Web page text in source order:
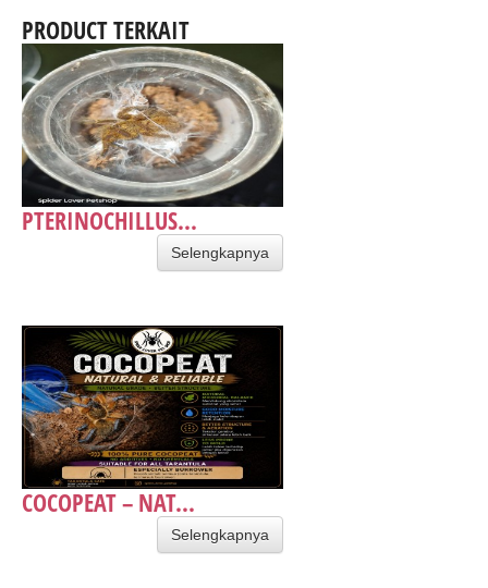
PRODUCT TERKAIT
PTERINOCHILLUS...
Selengkapnya
COCOPEAT – NAT...
Selengkapnya